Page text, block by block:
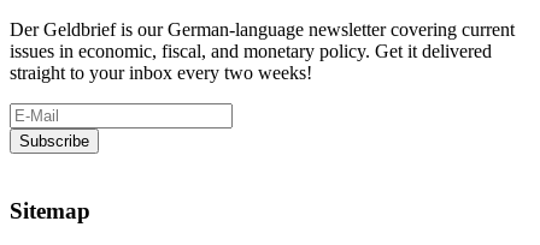
Der Geldbrief is our German-language newsletter covering current
issues in economic, fiscal, and monetary policy. Get it delivered
straight to your inbox every two weeks!
Sitemap